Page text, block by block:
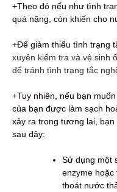
+Theo đó nếu như tình
quá nặng, còn khiến cho
+Để giảm thiểu tình trạng
xuyên kiểm tra và vệ sinh
để tránh tình trạng tắc
+Tuy nhiên, nếu bạn
của bạn được làm sạch
xảy ra trong tương lai,
sau đây:
Sử dụng một
enzyme hoặc
thoát nước